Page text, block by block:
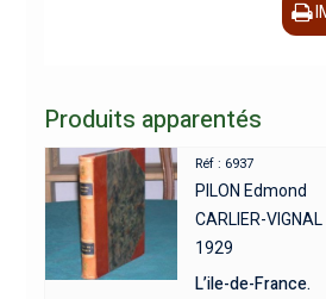
Produits apparentés
Réf : 6937
PILON Edmond
CARLIER-VIGNAL
1929
L’ile-de-France.